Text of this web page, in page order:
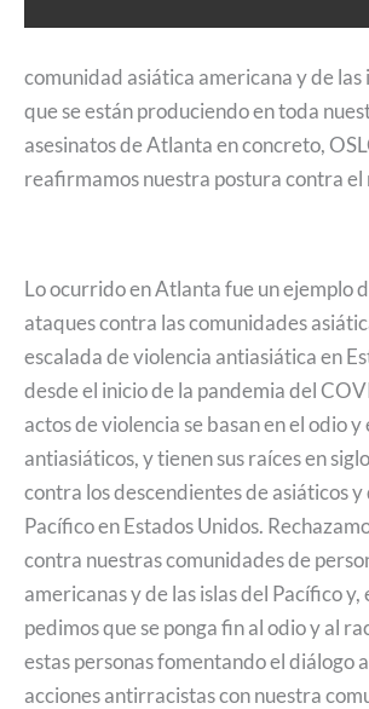
comunidad asiática americana y de las
que se están produciendo en toda
asesinatos de Atlanta en concreto,
reafirmamos nuestra postura contra el
Lo ocurrido en Atlanta fue un ejemplo
ataques contra las comunidades
escalada de violencia antiasiática en
desde el inicio de la pandemia del
actos de violencia se basan en el odio y
antiasiáticos, y tienen sus raíces en
contra los descendientes de asiáticos y
Pacífico en Estados Unidos.
contra nuestras comunidades de
americanas y de las islas del Pacífico y,
pedimos que se ponga fin al odio y al
estas personas fomentando el diálogo
acciones antirracistas con nuestra